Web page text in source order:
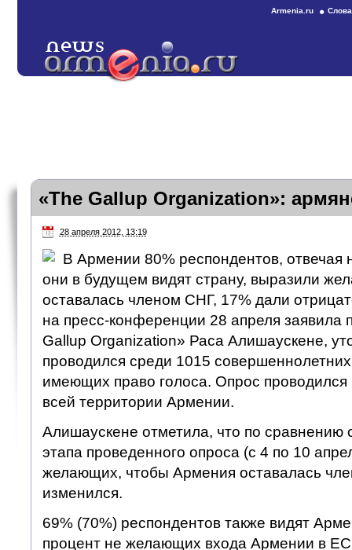
Armenia.ru
«The Gallup Organization»:
28 апреля 2012, 13:19
В Армении 80% респондентов, отвечая
они в будущем видят страну, выразили
оставалась членом СНГ, 17% дали
на пресс-конференции 28 апреля заявила
Gallup Organization» Раса Алишаускене,
проводился среди 1015
имеющих право голоса. Опрос
всей территории Армении.
Алишаускене отметила, что по сравнению
этапа проведенного опроса (с 4 по 10
желающих, чтобы Армения оставалась
изменился.
69% (70%) респондентов также видят
процент не желающих входа Армении в ЕС